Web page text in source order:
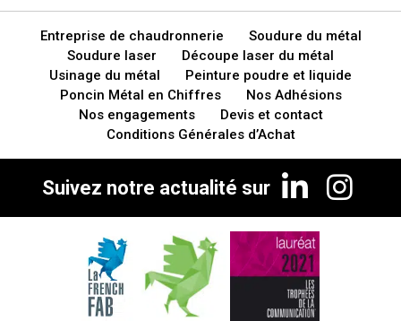
Entreprise de chaudronnerie
Soudure du métal
Soudure laser
Découpe laser du métal
Usinage du métal
Peinture poudre et liquide
Poncin Métal en Chiffres
Nos Adhésions
Nos engagements
Devis et contact
Conditions Générales d’Achat
Suivez notre actualité sur